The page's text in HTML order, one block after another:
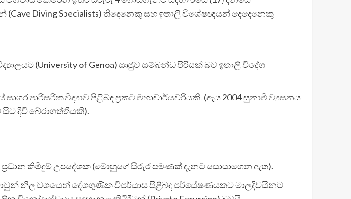
Diving Specialists) තිදෙනෙකු සහ ඉතාලි විශේෂඥයන් දෙදෙනෙකු
(University of Genoa) සෘජුව සම්බන්ධ පිරිසක් බව ඉතාලි විදේශ
පාරිසරික විද්‍යාව පිළිබඳ ප්‍රකට මහාචාර්යවරියකි. (ඇය 2004 සුනාමි ව්‍යසනය
දිවි බේරාගත්තියකි).
ප්‍රධාන කිමිදුම් උපදේශක (මොහුගේ සිරුර පමණක් දැනට සොයාගෙන ඇත).
නිල වශයෙන් දේශගුණික විපර්යාස පිළිබඳ පර්යේෂණයකට මාලදිවයිනට